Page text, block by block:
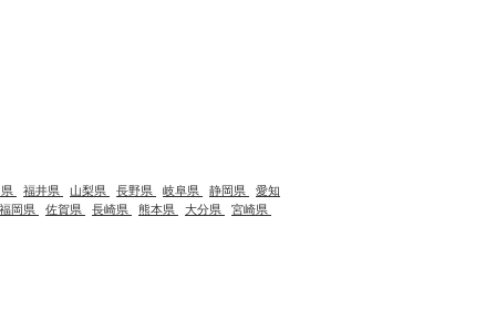
福井県 山梨県 長野県 岐阜県 静岡県
愛知
福岡県
佐賀県 長崎県 熊本県 大分県 宮崎県